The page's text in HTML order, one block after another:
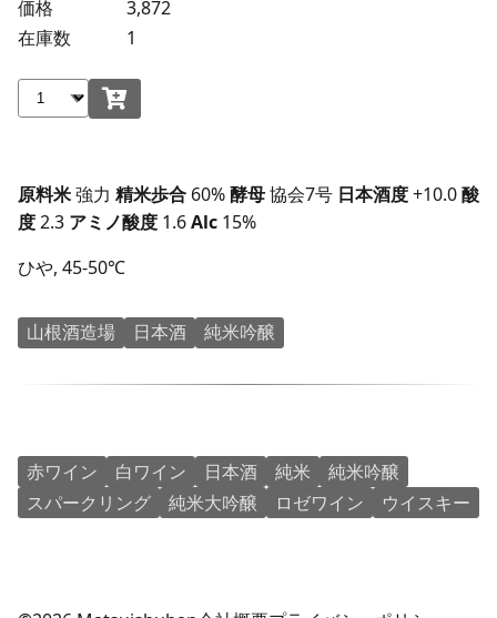
価格
3,872
在庫数
1
原料米強力 精米歩合 60%酵母協会7号 日本酒度+10.0酸
度2.3 アミノ酸度 1.6Alc 15%
ひや, 45-50℃
山根酒造場 日本酒 純米吟醸
赤ワイン 白ワイン 日本酒 純米
純米吟醸
スパークリング
純米大吟醸 ロゼワイン ウイスキー